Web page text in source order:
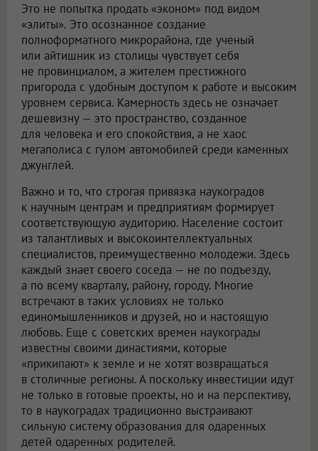
Это не попытка продать «эконом» под видом
«элиты». Это осознанное создание
полноформатного микрорайона, где ученый
или айтишник из столицы чувствует себя
не провинциалом, а жителем престижного
пригорода с удобным доступом к работе и высоким
уровнем сервиса. Камерность здесь не означает
дешевизну — это пространство, созданное
для человека и его спокойствия, а не хаос
мегаполиса с гулом автомобилей среди каменных
джунглей.
Важно и то, что строгая привязка наукоградов
к научным центрам и предприятиям формирует
соответствующую аудиторию. Население состоит
из талантливых и высокоинтеллектуальных
специалистов, преимущественно молодежи. Здесь
каждый знает своего соседа — не по подъезду,
а по всему кварталу, району, городу. Многие
встречают в таких условиях не только
единомышленников и друзей, но и настоящую
любовь. Еще с советских времен наукограды
известны своими династиями, которые
«прикипают» к земле и не хотят возвращаться
в столичные регионы. А поскольку инвестиции идут
не только в готовые проекты, но и на перспективу,
то в наукоградах традиционно выстраивают
сильную систему образования для одаренных
детей одаренных родителей.